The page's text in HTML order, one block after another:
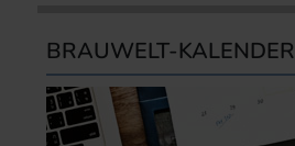
BRAUWELT-KALENDER